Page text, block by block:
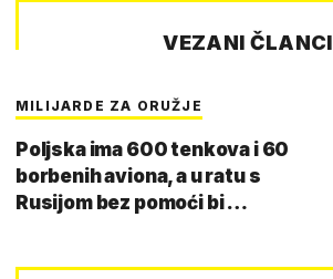
VEZANI ČLANCI
MILIJARDE ZA ORUŽJE
Poljska ima 600 tenkova i 60
borbenih aviona, a u ratu s
Rusijom bez pomoći bi …